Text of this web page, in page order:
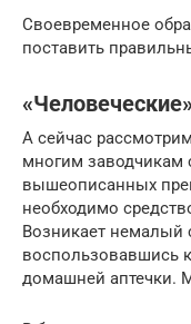
Своевременное
поставить
А сейчас
многим заводчикам
вышеописанных
необходимо
Возникает немалый
воспользовавшись
домашней аптечки.